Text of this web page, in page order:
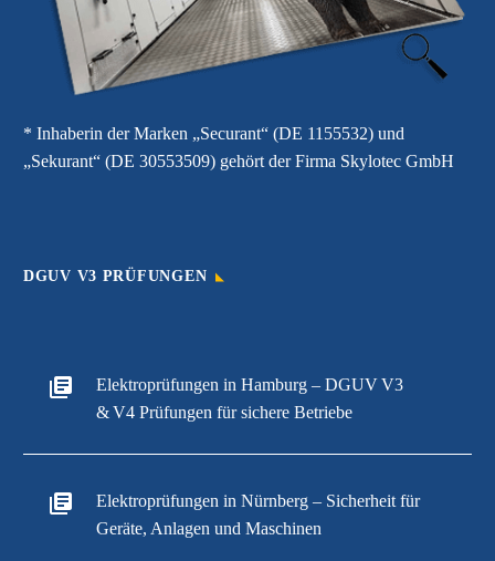
* Inhaberin der Marken „Securant“ (DE 1155532) und
„Sekurant“ (DE 30553509) gehört der Firma Skylotec GmbH
DGUV V3 PRÜFUNGEN
Elektroprüfungen in Hamburg – DGUV V3
& V4 Prüfungen für sichere Betriebe
Elektroprüfungen in Nürnberg – Sicherheit für
Geräte, Anlagen und Maschinen